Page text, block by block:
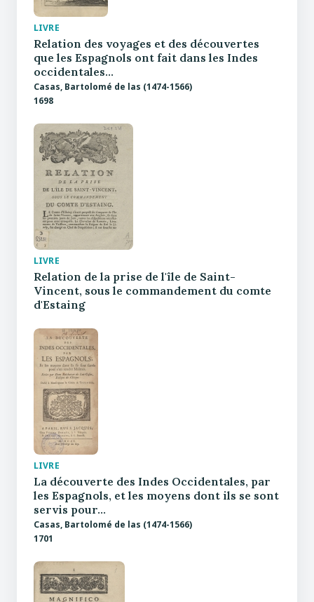
LIVRE
Relation des voyages et des découvertes
que les Espagnols ont fait dans les Indes
occidentales…
Casas, Bartolomé de las (1474-1566)
1698
LIVRE
Relation de la prise de l'île de Saint-
Vincent, sous le commandement du comte
d'Estaing
LIVRE
La découverte des Indes Occidentales, par
les Espagnols, et les moyens dont ils se sont
servis pour…
Casas, Bartolomé de las (1474-1566)
1701